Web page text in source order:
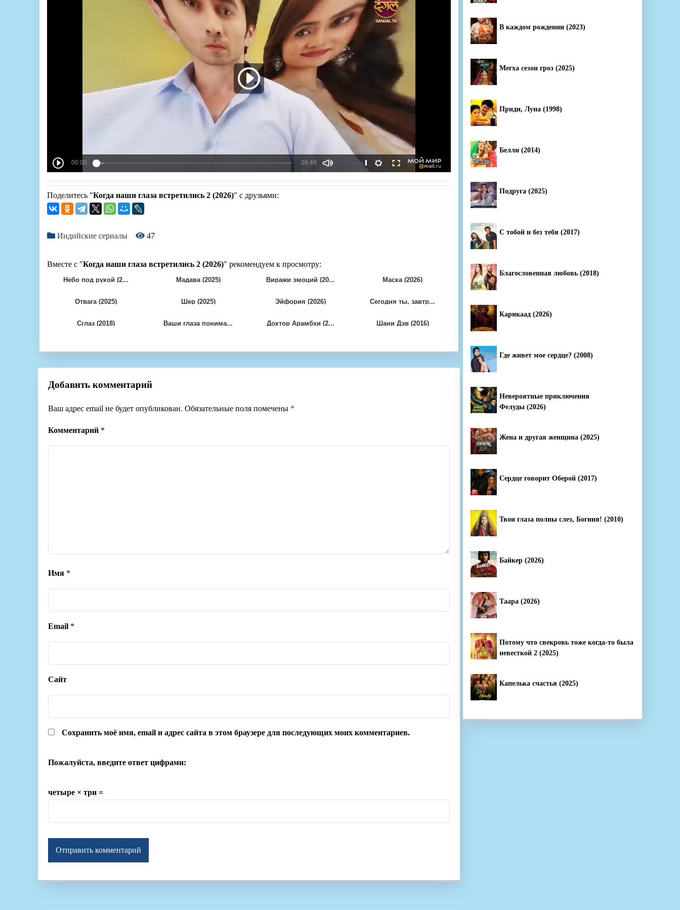
Поделитесь "Когда наши глаза встретились 2 (2026)" с друзьями:
Индийские сериалы 47
Вместе с "Когда наши глаза встретились 2 (2026)" рекомендуем к просмотру:
Небо под рукой (2... Мадава (2025) Виражи эмоций (20... Маска (2026)
Отвага (2025) Шер (2025) Эйфория (2026) Сегодня ты, завтр...
Сглаз (2018) Ваши глаза понима... Доктор Арамбхи (2... Шани Дэв (2016)
Добавить комментарий
Ваш адрес email не будет опубликован. Обязательные поля помечены *
Комментарий *
Имя *
Email *
Сайт
Сохранить моё имя, email и адрес сайта в этом браузере для последующих моих комментариев.
Пожалуйста, введите ответ цифрами:
четыре × три =
В каждом рождении (2023)
Мегха сезон гроз (2025)
Приди, Луна (1998)
Белли (2014)
Подруга (2025)
С тобой и без тебя (2017)
Благословенная любовь (2018)
Карикаад (2026)
Где живет мое сердце? (2008)
Невероятные приключения
Фелуды (2026)
Жена и другая женщина (2025)
Сердце говорит Оберой (2017)
Твои глаза полны слез, Богиня! (2010)
Байкер (2026)
Таара (2026)
Потому что свекровь тоже когда-то была
невесткой 2 (2025)
Капелька счастья (2025)